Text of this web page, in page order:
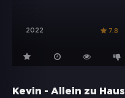
2022 7.8
Kevin - Allein zu Haus